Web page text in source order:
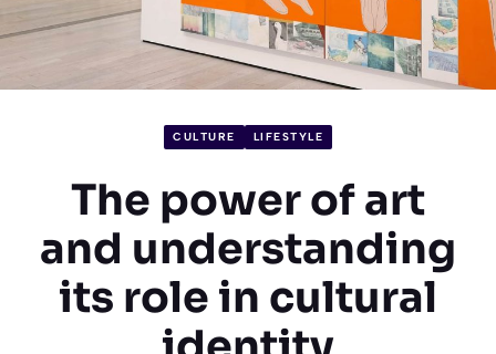
CULTURE LIFESTYLE
The power of art
and understanding
its role in cultural